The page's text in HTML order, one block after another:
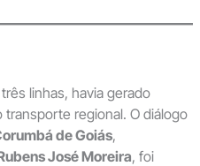
linhas, havia gerado
regional. O diálogo
de Goiás,
José Moreira, foi